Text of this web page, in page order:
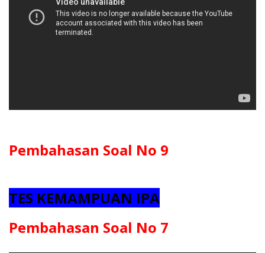
Pembahasan Soal No 9
TES KEMAMPUAN IPA
Pembahasan Soal No 7